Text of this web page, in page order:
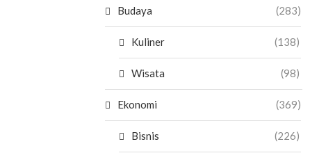
Budaya (283)
Kuliner (138)
Wisata (98)
Ekonomi (369)
Bisnis (226)